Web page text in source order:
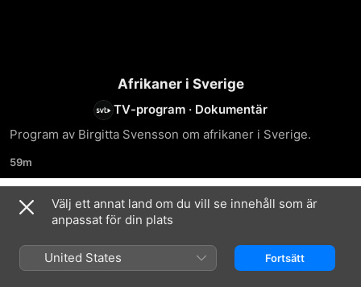
Afrikaner i Sverige
TV-program · Dokumentär
Program av Birgitta Svensson om afrikaner i Sverige.
59m
Säsong 1
Välj ett annat land om du vill se innehåll som är
anpassat för din plats
United States Fortsätt